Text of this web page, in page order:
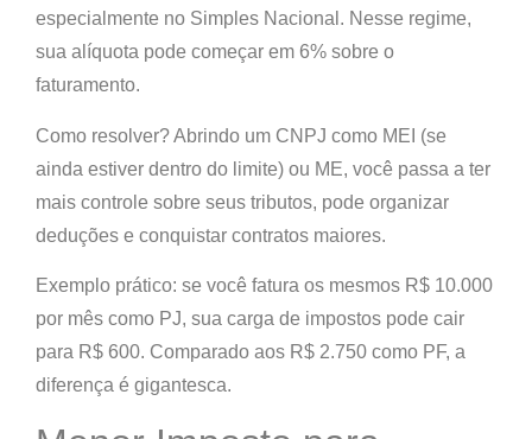
especialmente no Simples Nacional . Nesse regime,
sua alíquota pode começar em 6% sobre o
faturamento.
Como resolver? Abrindo um CNPJ como MEI (se
ainda estiver dentro do limite) ou ME, você passa a ter
mais controle sobre seus tributos, pode organizar
deduções e conquistar contratos maiores.
Exemplo prático: se você fatura os mesmos R$ 10.000
por mês como PJ, sua carga de impostos pode cair
para R$ 600. Comparado aos R$ 2.750 como PF, a
diferença é gigantesca.